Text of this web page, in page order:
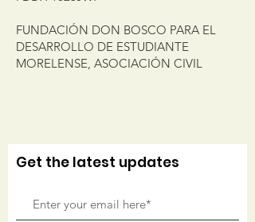
FUNDACIÓN DON BOSCO PARA EL
DESARROLLO DE ESTUDIANTE
MORELENSE, ASOCIACIÓN CIVIL
Get the latest updates